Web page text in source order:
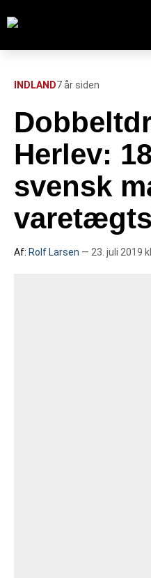
FORSIDE
112
INDLAND
UDLAND
INDLAND7 år siden
Herlev:
svensk
Af: Rolf Larsen — 23. juli 2019